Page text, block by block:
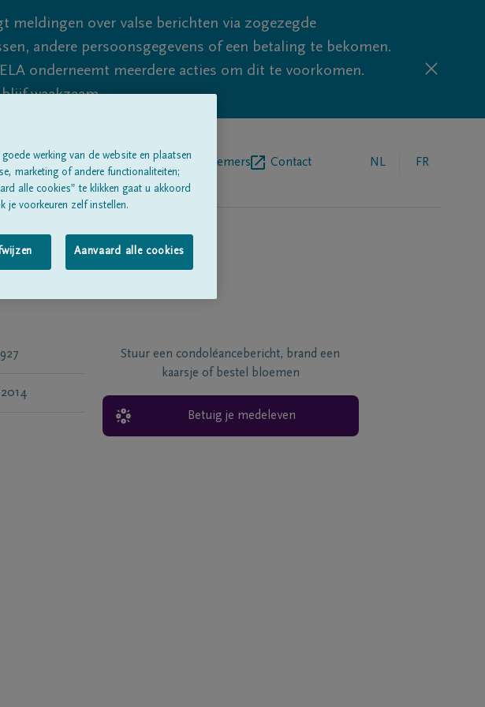
meldingen over valse berichten via zogezegde
andere persoonsgegevens of een betaling te bekomen.
onderneemt meerdere acties om dit te voorkomen.
waakzaam.
Over onsBegrafenisondernemers Contact NL FR
Stuur een condoléancebericht, brand een
kaarsje of bestel bloemen
Betuig je medeleven
werking van de website en plaatsen
marketing of andere functionaliteiten;
alle cookies” te klikken gaat u akkoord
je voorkeuren zelf instellen.
Aanvaard alle cookies